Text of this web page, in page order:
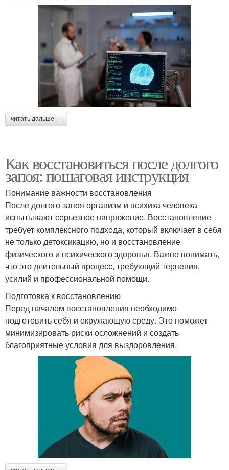
читать дальше →
Как восстановиться после долгого
запоя: пошаговая инструкция
Понимание важности восстановления
После долгого запоя организм и психика человека
испытывают серьезное напряжение. Восстановление
требует комплексного подхода, который включает в себя
не только детоксикацию, но и восстановление
физического и психического здоровья. Важно понимать,
что это длительный процесс, требующий терпения,
усилий и профессиональной помощи.
Подготовка к восстановлению
Перед началом восстановления необходимо
подготовить себя и окружающую среду. Это поможет
минимизировать риски осложнений и создать
благоприятные условия для выздоровления.